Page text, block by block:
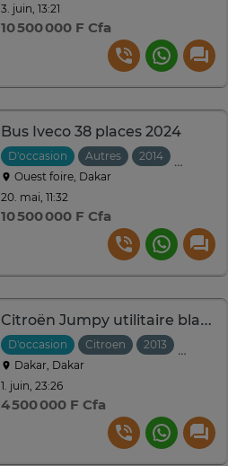
3. juin, 13:21
10 500 000 F Cfa
Bus Iveco 38 places 2024
D'occasion Autres 2014
Ouest foire, Dakar
20. mai, 11:32
10 500 000 F Cfa
Citroën Jumpy utilitaire blanc robuste espace
D'occasion Citroen 2013
Dakar, Dakar
1. juin, 23:26
4 500 000 F Cfa